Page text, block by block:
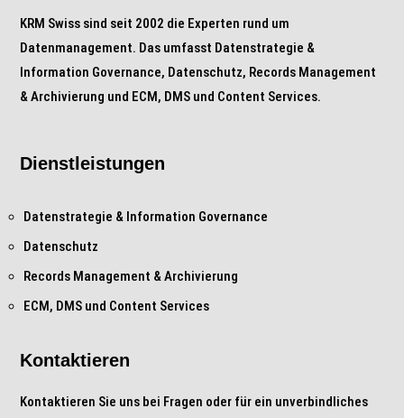
KRM Swiss sind seit 2002 die Experten rund um
Datenmanagement. Das umfasst Datenstrategie &
Information Governance, Datenschutz, Records Management
& Archivierung und ECM, DMS und Content Services.
Dienstleistungen
Datenstrategie & Information Governance
Datenschutz
Records Management & Archivierung
ECM, DMS und Content Services
Kontaktieren
Kontaktieren Sie uns bei Fragen oder für ein unverbindliches